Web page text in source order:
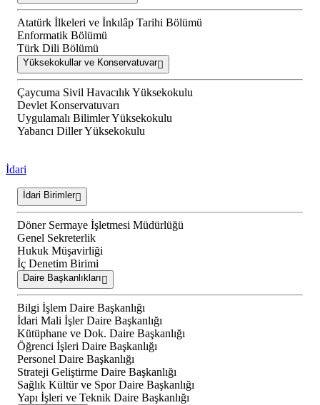
Atatürk İlkeleri ve İnkılâp Tarihi Bölümü
Enformatik Bölümü
Türk Dili Bölümü
Yüksekokullar ve Konservatuvar
Çaycuma Sivil Havacılık Yüksekokulu
Devlet Konservatuvarı
Uygulamalı Bilimler Yüksekokulu
Yabancı Diller Yüksekokulu
İdari
İdari Birimler
Döner Sermaye İşletmesi Müdürlüğü
Genel Sekreterlik
Hukuk Müşavirliği
İç Denetim Birimi
Daire Başkanlıkları
Bilgi İşlem Daire Başkanlığı
İdari Mali İşler Daire Başkanlığı
Kütüphane ve Dok. Daire Başkanlığı
Öğrenci İşleri Daire Başkanlığı
Personel Daire Başkanlığı
Strateji Geliştirme Daire Başkanlığı
Sağlık Kültür ve Spor Daire Başkanlığı
Yapı İşleri ve Teknik Daire Başkanlığı